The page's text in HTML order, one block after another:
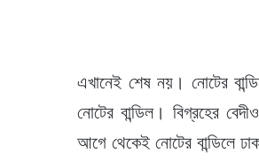
এখানেই শেষ নয়। নোটের
নোটের বান্ডিল। বিগ্রহের
আগে থেকেই নোটের বান্ডিলে